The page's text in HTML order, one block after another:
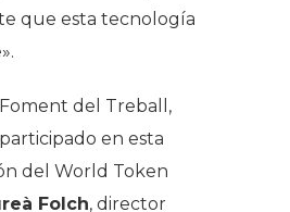
que esta tecnología
del Treball,
en esta
del World Token
Folch, director